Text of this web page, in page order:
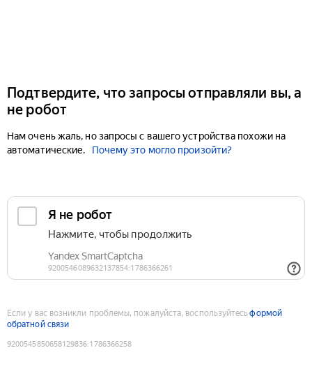
Подтвердите, что запросы отправляли вы, а
не робот
Нам очень жаль, но запросы с вашего устройства похожи на
автоматические.
Почему это могло произойти?
Если у вас возникли проблемы, пожалуйста, воспользуйтесьформой
обратной связи
9200545850658129836:1786366258